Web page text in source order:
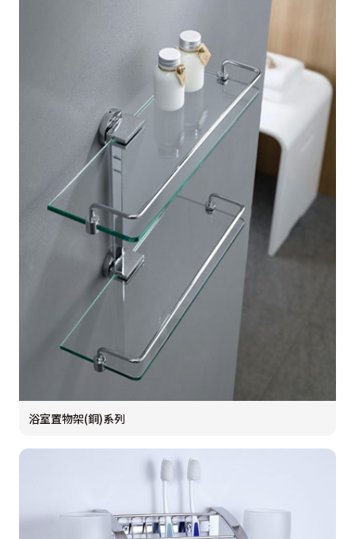
浴室置物架(銅)系列